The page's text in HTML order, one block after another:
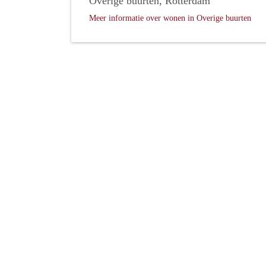
Meer informatie over wonen in Overige buurten